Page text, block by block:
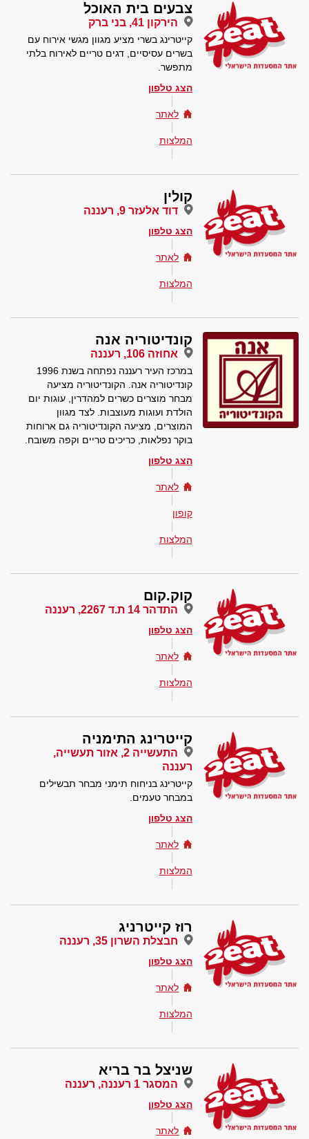
צבעים בית האוכל
הירקון 41, בני ברק
קייטרינג בשרי מציע מגוון מגשי אירוח עם
בשרים עסיסיים, דגים טריים לאירוח בלתי
מתפשר.
הצג טלפון
לאתר
המלצות
קולין
דוד אלעזר 9, רעננה
הצג טלפון
לאתר
המלצות
קונדיטוריה אנה
אחוזה 106, רעננה
במרכז העיר רעננה נפתחה בשנת 1996
קונדיטוריה אנה. הקונדיטוריה מציעה
מבחר מוצרים כשרים למהדרין, עוגות יום
הולדת ועוגות מעוצבות. לצד מגוון
המוצרים, מציעה הקונדיטוריה גם ארוחות
בוקר נפלאות, כריכים טריים וקפה משובח.
הצג טלפון
לאתר
קופון
המלצות
קוק.קום
התדהר 14 ת.ד 2267, רעננה
הצג טלפון
לאתר
המלצות
קייטרינג התימניה
התעשייה 2, אזור תעשייה,
רעננה
קייטרינג בניחוח תימני מבחר תבשילים
במבחר טעמים.
הצג טלפון
לאתר
המלצות
רוז קייטרניג
חבצלת השרון 35, רעננה
הצג טלפון
לאתר
המלצות
שניצל בר בריא
המסגר 1 רעננה, רעננה
הצג טלפון
לאתר